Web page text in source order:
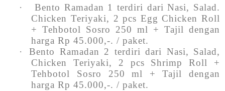
·
Bento Ramadan 1 terdiri dari Nasi, Salad.
Chicken Teriyaki, 2 pcs Egg Chicken Roll
+ Tehbotol Sosro 250 ml + Tajil dengan
harga Rp 45.000,-. / paket.
·
Bento Ramadan 2 terdiri dari Nasi, Salad,
Chicken Teriyaki, 2 pcs Shrimp Roll +
Tehbotol Sosro 250 ml + Tajil dengan
harga Rp 45.000,-. / paket.